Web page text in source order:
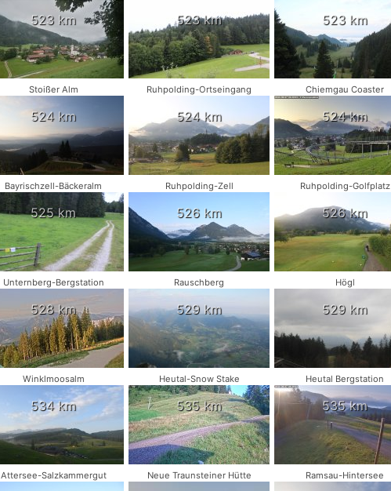
523 km 523 km 523 km
Stoißer Alm
524 km
Ruhpolding-Ortseingang
524 km
Chiemgau Coaster
524 km
Bayrischzell-Bäckeralm
525 km
Ruhpolding-Zell
526 km
Ruhpolding-Golfplatz
526 km
Unternberg-Bergstation
528 km
Rauschberg
529 km
Högl
529 km
Winklmoosalm
534 km
Heutal-Snow Stake
535 km
Heutal Bergstation
535 km
Attersee-Salzkammergut Neue Traunsteiner Hütte Ramsau-Hintersee